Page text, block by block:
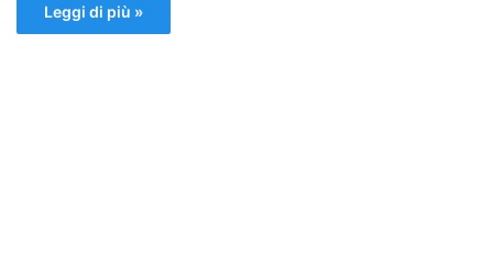
Leggi di più »